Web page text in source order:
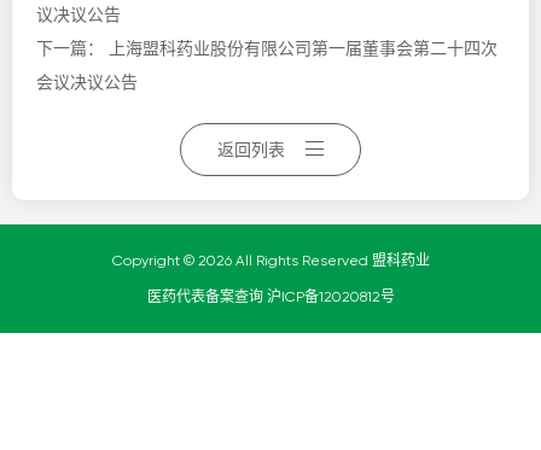
议决议公告
下一篇：
上海盟科药业股份有限公司第一届董事会第二十四次
会议决议公告
返回列表
Copyright © 2026 All Rights Reserved 盟科药业
医药代表备案查询 沪ICP备12020812号